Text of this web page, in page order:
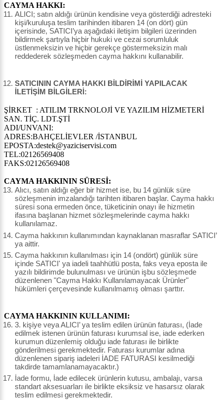
CAYMA HAKKI:
ALICI; satın aldığı ürünün kendisine veya gösterdiği adresteki
kişi/kuruluşa teslim tarihinden itibaren 14 (on dört) gün
içerisinde, SATICI’ya aşağıdaki iletişim bilgileri üzerinden
bildirmek şartıyla hiçbir hukuki ve cezai sorumluluk
üstlenmeksizin ve hiçbir gerekçe göstermeksizin malı
reddederek sözleşmeden cayma hakkını kullanabilir.
SATICININ CAYMA HAKKI BİLDİRİMİ YAPILACAK
İLETİŞİM BİLGİLERİ:
ŞİRKET : ATILIM TRKNOLOJİ VE YAZILIM HİZMETERİ
SAN. TİÇ. LDT.ŞTİ
ADI/UNVANI:
ADRES:BAHÇELİEVLER /İSTANBUL
EPOSTA:destek@yaziciservisi.com
TEL:02126569408
FAKS:02126569408
CAYMA HAKKININ SÜRESİ:
Alıcı, satın aldığı eğer bir hizmet ise, bu 14 günlük süre
sözleşmenin imzalandığı tarihten itibaren başlar. Cayma hakkı
süresi sona ermeden önce, tüketicinin onayı ile hizmetin
ifasına başlanan hizmet sözleşmelerinde cayma hakkı
kullanılamaz.
Cayma hakkının kullanımından kaynaklanan masraflar SATICI’
ya aittir.
Cayma hakkının kullanılması için 14 (ondört) günlük süre
içinde SATICI' ya iadeli taahhütlü posta, faks veya eposta ile
yazılı bildirimde bulunulması ve ürünün işbu sözleşmede
düzenlenen "Cayma Hakkı Kullanılamayacak Ürünler"
hükümleri çerçevesinde kullanılmamış olması şarttır.
CAYMA HAKKININ KULLANIMI:
3. kişiye veya ALICI’ ya teslim edilen ürünün faturası, (İade
edilmek istenen ürünün faturası kurumsal ise, iade ederken
kurumun düzenlemiş olduğu iade faturası ile birlikte
gönderilmesi gerekmektedir. Faturası kurumlar adına
düzenlenen sipariş iadeleri İADE FATURASI kesilmediği
takdirde tamamlanamayacaktır.)
İade formu, İade edilecek ürünlerin kutusu, ambalajı, varsa
standart aksesuarları ile birlikte eksiksiz ve hasarsız olarak
teslim edilmesi gerekmektedir.